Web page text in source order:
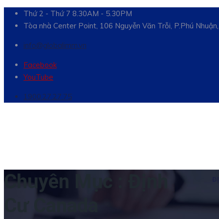
Thứ 2 - Thứ 7 8.30AM - 5.30PM
Tòa nhà Center Point, 106 Nguyễn Văn Trỗi, P.Phú
info@globalimm.vn
Facebook
YouTube
1900.27.27.75
Chuyên Mục :
Cư Canada